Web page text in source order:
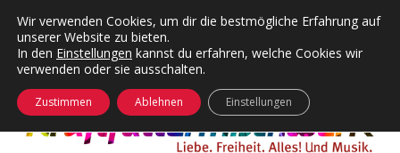
Kategorien
Menü
24 Hours Chilling
Die Wende
KFMW-Disco
Dates
öffnen
Wir verwenden Cookies, um dir die bestmögliche Erfahrung auf
unserer Website zu bieten.
In den Einstellungen kannst du erfahren, welche Cookies wir
verwenden oder sie ausschalten.
Zustimmen Ablehnen Einstellungen